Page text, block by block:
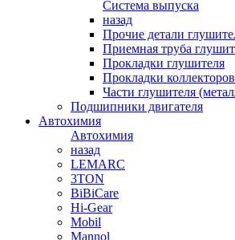
Система выпуска
назад
Прочие детали
Приемная труба
Прокладки глушителя
Прокладки коллекторов
Части глушителя
Подшипники двигателя
Автохимия
Автохимия
назад
LEMARC
3TON
BiBiCare
Hi-Gear
Mobil
Mannol